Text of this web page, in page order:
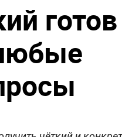
готов